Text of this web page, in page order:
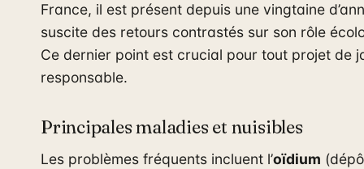
France, il est présent depuis une vingtaine
suscite des retours contrastés sur son rôle
Ce dernier point est crucial pour tout projet de
responsable.
Principales maladies et nuisibles
Les problèmes fréquents incluent l’oïdium